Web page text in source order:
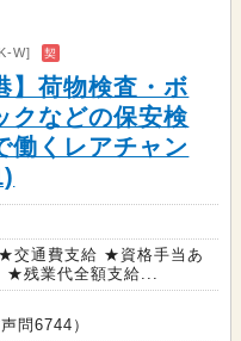
W] 契
】荷物検査・ボ
クなどの保安検
働くレアチャン
交通費支給 ★資格手当あ
★残業代全額支給...
問6744）